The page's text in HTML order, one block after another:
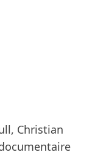
Christian